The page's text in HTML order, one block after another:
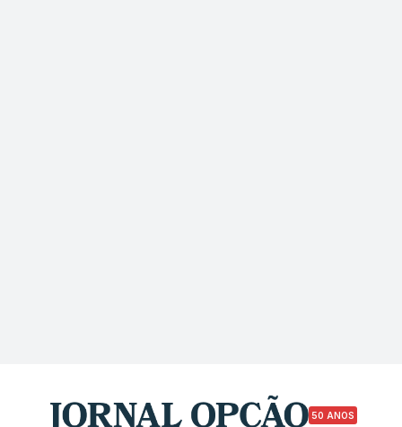
50 ANOS